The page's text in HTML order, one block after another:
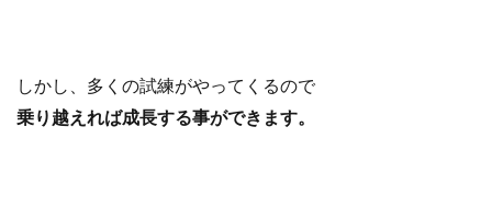
しかし、多くの試練がやってくるので
乗り越えれば成長する事ができます。